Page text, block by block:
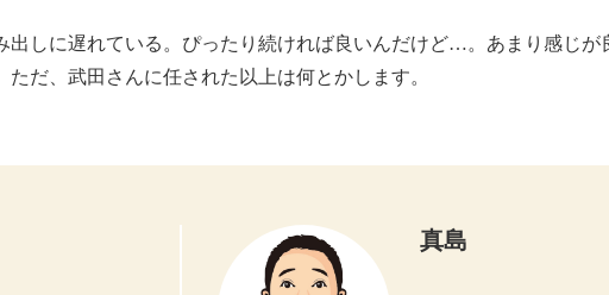
出しに遅れている。ぴったり続ければ良いんだけど…。あまり感じ
ただ、武田さんに任された以上は何とかします。
真島